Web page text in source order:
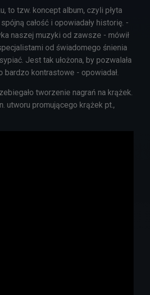
to tzw. koncept album, czyli płyta
całość i opowiadały historię. -
naszej muzyki od zawsze - mówił
od świadomego śnienia
Jest tak ułożona, by pozwalała
kontrastowe - opowiadał.
tworzenie nagrań na krążek.
utworu promującego krążek pt.,